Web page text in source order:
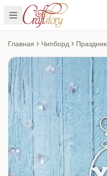
Главная Чипборд